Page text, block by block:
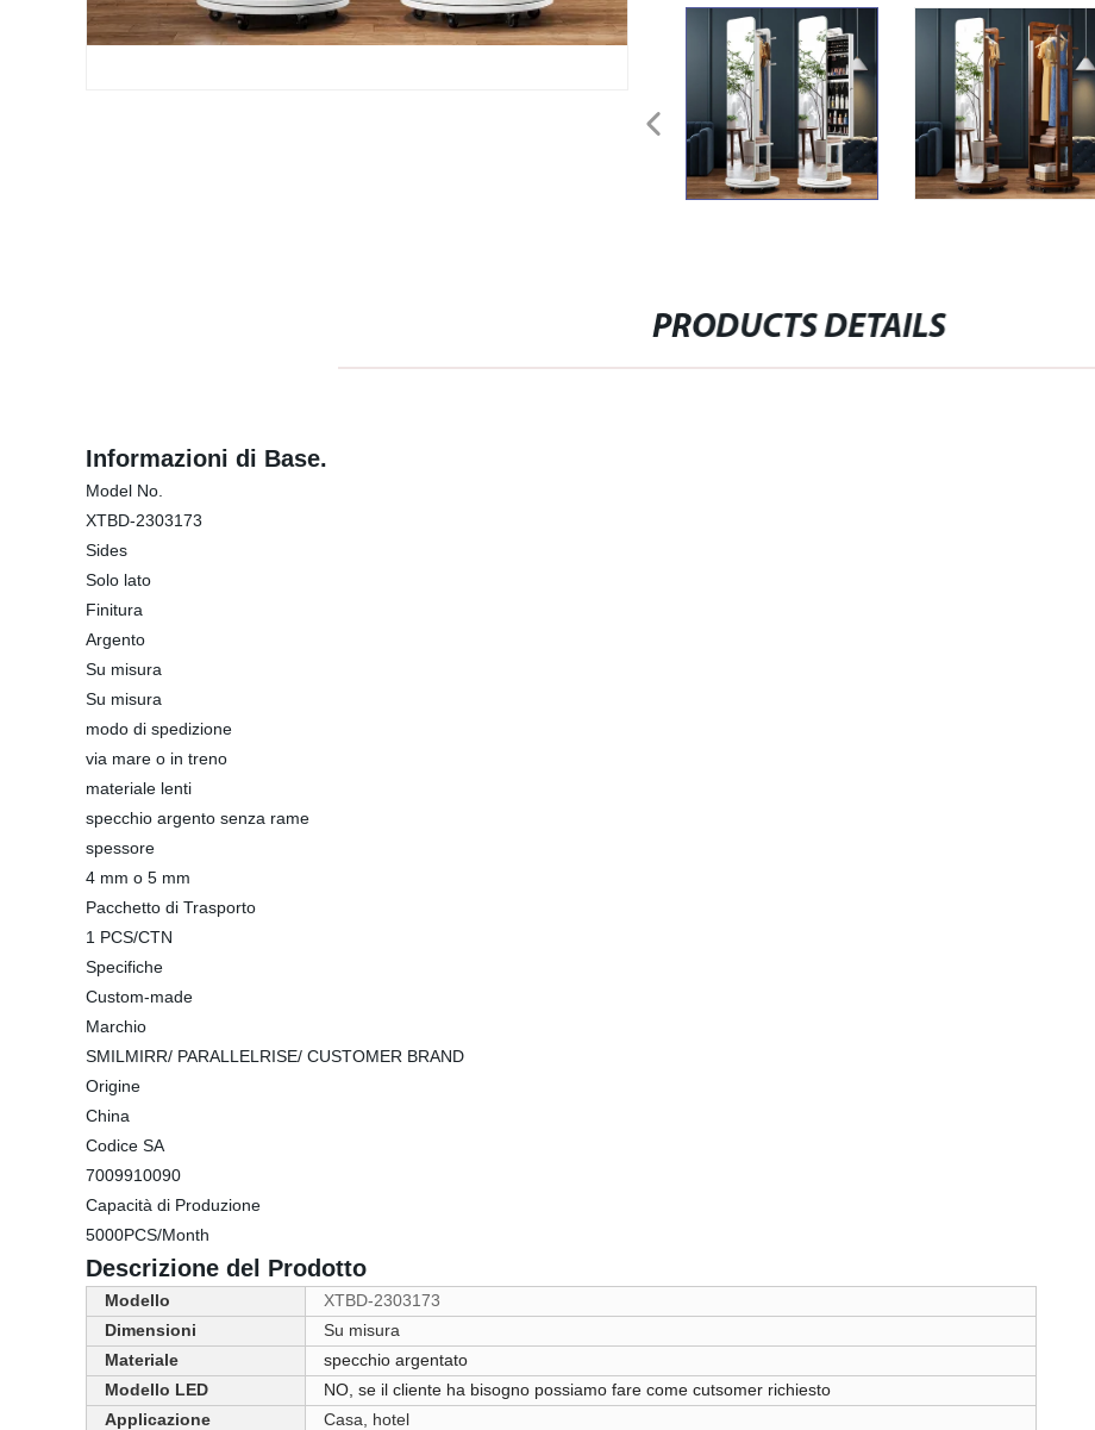
PRODUCTS DETAILS
Informazioni di Base.
Model No.
XTBD-2303173
Sides
Solo lato
Finitura
Argento
Su misura
Su misura
modo di spedizione
via mare o in treno
materiale lenti
specchio argento senza rame
spessore
4 mm o 5 mm
Pacchetto di Trasporto
1 PCS/CTN
Specifiche
Custom-made
Marchio
SMILMIRR/ PARALLELRISE/ CUSTOMER BRAND
Origine
China
Codice SA
7009910090
Capacità di Produzione
5000PCS/Month
Descrizione del Prodotto
Modello
XTBD-2303173
Dimensioni
Su misura
Materiale
specchio argentato
Modello LED
NO, se il cliente ha bisogno possiamo fare come cutsomer richiesto
Applicazione
Casa, hotel